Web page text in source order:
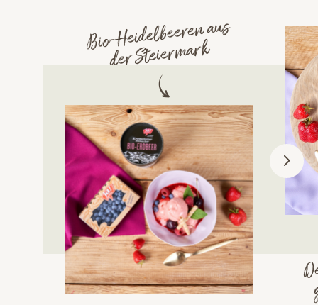
Bio-
Heidelbeeren aus
der Steier
mark